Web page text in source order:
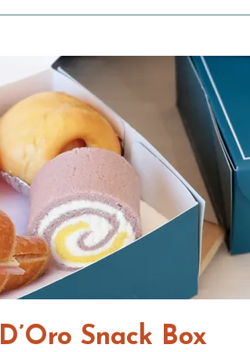
D’Oro Snack Box